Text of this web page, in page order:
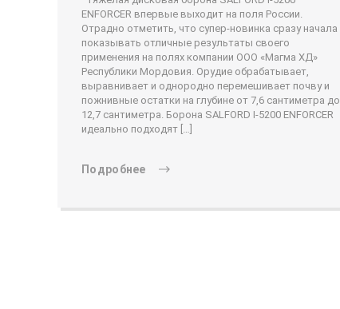
ENFORCER впервые выходит на поля России.
Отрадно отметить, что супер-новинка сразу начала
показывать отличные результаты своего
применения на полях компании ООО «Магма ХД»
Республики Мордовия. Орудие обрабатывает,
выравнивает и однородно перемешивает почву и
пожнивные остатки на глубине от 7,6 сантиметра до
12,7 сантиметра. Борона SALFORD I-5200 ENFORCER
идеально подходят […]
Подробнее